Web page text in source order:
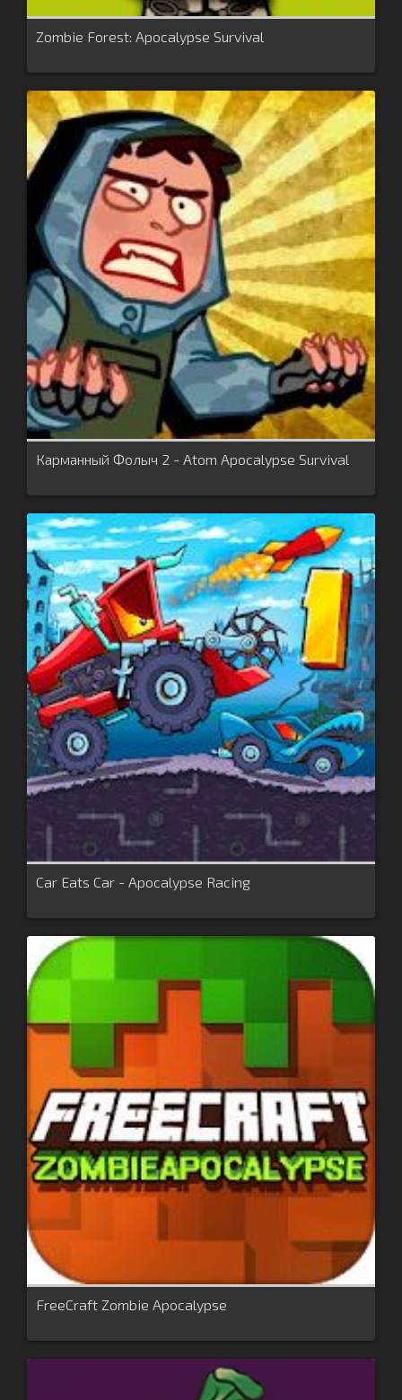
Zombie Forest: Apocalypse Survival
Карманный Фолыч 2 - Atom Apocalypse Survival
Car Eats Car - Apocalypse Racing
FreeCraft Zombie Apocalypse